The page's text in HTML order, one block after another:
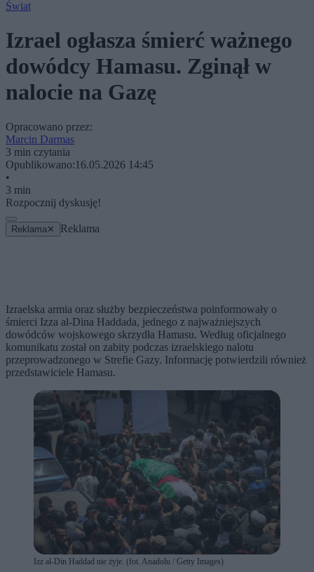
Świat
Izrael ogłasza śmierć ważnego
dowódcy Hamasu. Zginął w
nalocie na Gazę
Opracowano przez:
Marcin Darmas
3 min czytania
Opublikowano:16.05.2026 14:45
•
3 min
Rozpocznij dyskusję!
Reklama ✕ Reklama
Izraelska armia oraz służby bezpieczeństwa poinformowały o
śmierci Izza al-Dina Haddada, jednego z najważniejszych
dowódców wojskowego skrzydła Hamasu. Według oficjalnego
komunikatu został on zabity podczas izraelskiego nalotu
przeprowadzonego w Strefie Gazy. Informację potwierdzili również
przedstawiciele Hamasu.
Izz al-Din Haddad nie żyje. (fot. Anadolu / Getty Images)